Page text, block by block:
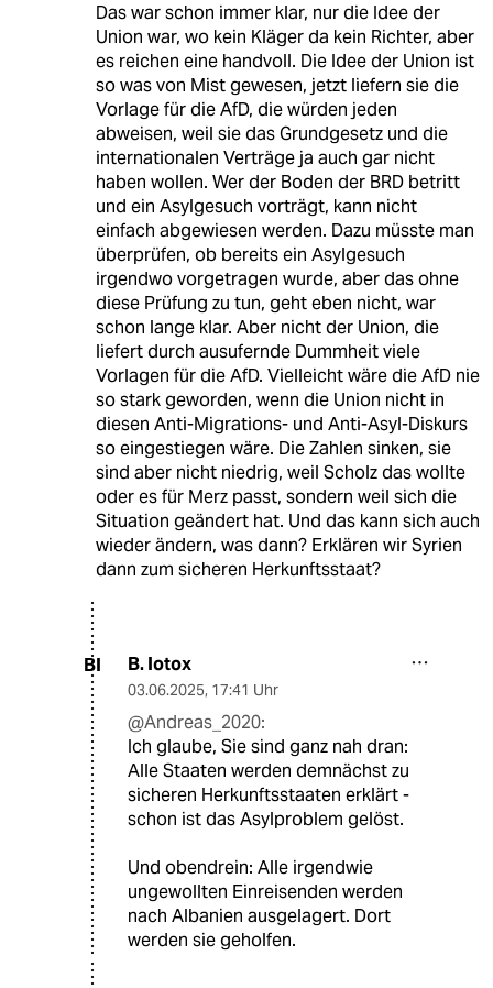
Das war schon immer klar, nur die Idee der
Union war, wo kein Kläger da kein Richter, aber
es reichen eine handvoll. Die Idee der Union ist
so was von Mist gewesen, jetzt liefern sie die
Vorlage für die AfD, die würden jeden
abweisen, weil sie das Grundgesetz und die
internationalen Verträge ja auch gar nicht
haben wollen. Wer der Boden der BRD betritt
und ein Asylgesuch vorträgt, kann nicht
einfach abgewiesen werden. Dazu müsste man
überprüfen, ob bereits ein Asylgesuch
irgendwo vorgetragen wurde, aber das ohne
diese Prüfung zu tun, geht eben nicht, war
schon lange klar. Aber nicht der Union, die
liefert durch ausufernde Dummheit viele
Vorlagen für die AfD. Vielleicht wäre die AfD nie
so stark geworden, wenn die Union nicht in
diesen Anti-Migrations- und Anti-Asyl-Diskurs
so eingestiegen wäre. Die Zahlen sinken, sie
sind aber nicht niedrig, weil Scholz das wollte
oder es für Merz passt, sondern weil sich die
Situation geändert hat. Und das kann sich auch
wieder ändern, was dann? Erklären wir Syrien
dann zum sicheren Herkunftsstaat?
BI B. Iotox
03.06.2025, 17:41 Uhr
@Andreas_2020:
Ich glaube, Sie sind ganz nah dran:
Alle Staaten werden demnächst zu
sicheren Herkunftsstaaten erklärt -
schon ist das Asylproblem gelöst.
Und obendrein: Alle irgendwie
ungewollten Einreisenden werden
nach Albanien ausgelagert. Dort
werden sie geholfen.